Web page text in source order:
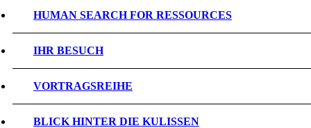
HUMAN SEARCH FOR RESSOURCES
IHR BESUCH
VORTRAGSREIHE
BLICK HINTER DIE KULISSEN